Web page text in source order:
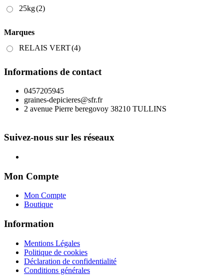
25kg(2)
Marques
RELAIS VERT(4)
Informations de contact
0457205945
graines-depicieres@sfr.fr
2 avenue Pierre beregovoy 38210 TULLINS
Suivez-nous sur les réseaux
Mon Compte
Mon Compte
Boutique
Information
Mentions Légales
Politique de cookies
Déclaration de confidentialité
Conditions générales